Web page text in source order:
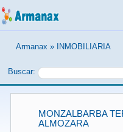
Armanax » INMOBILIARIA
Buscar:
MONZALBARBA
ALMOZARA